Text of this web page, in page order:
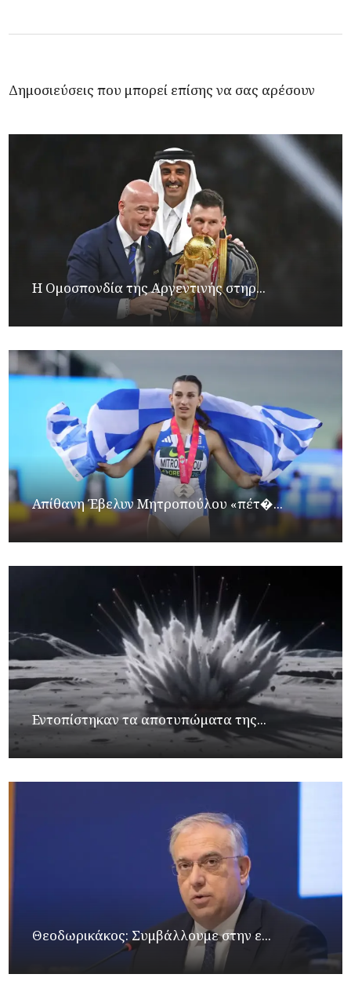
Δημοσιεύσεις που μπορεί επίσης να σας αρέσουν
Η Ομοσπονδία της Αργεντινής στηρ...
Απίθανη Έβελυν Μητροπούλου «πέτ�...
Εντοπίστηκαν τα αποτυπώματα της...
Θεοδωρικάκος: Συμβάλλουμε στην ε...